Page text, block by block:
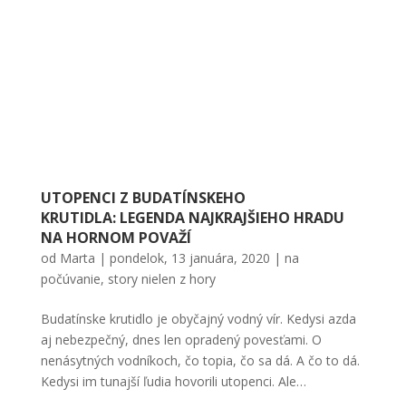
UTOPENCI Z BUDATÍNSKEHO
KRUTIDLA: LEGENDA NAJKRAJŠIEHO HRADU
NA HORNOM POVAŽÍ
od Marta | pondelok, 13 januára, 2020 | na
počúvanie, story nielen z hory
Budatínske krutidlo je obyčajný vodný vír. Kedysi azda
aj nebezpečný, dnes len opradený povesťami. O
nenásytných vodníkoch, čo topia, čo sa dá. A čo to dá.
Kedysi im tunajší ľudia hovorili utopenci. Ale…